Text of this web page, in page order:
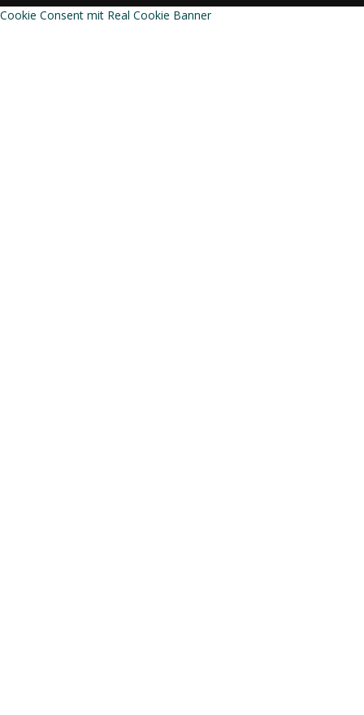
Cookie Consent mit Real Cookie Banner